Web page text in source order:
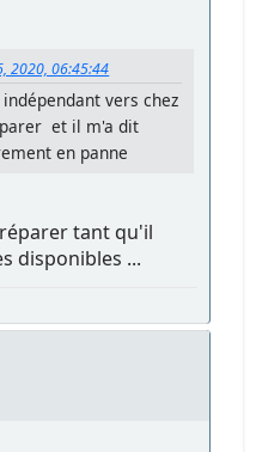
2020, 06:45:44
vers chez
et il m'a dit
en panne
tant qu'il
disponibles ...